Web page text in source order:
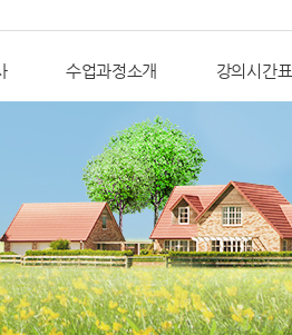
수업과정소개 강의시간표